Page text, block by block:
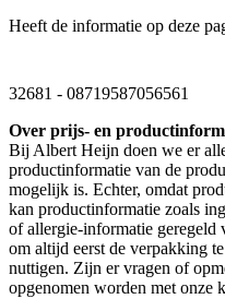
Heeft de informatie op deze
32681 - 08719587056561
Over prijs- en
Bij Albert Heijn doen we er
productinformatie van de
mogelijk is. Echter, omdat
kan productinformatie zoals
of allergie-informatie geregeld
om altijd eerst de verpakking
nuttigen. Zijn er vragen of
opgenomen worden met onze